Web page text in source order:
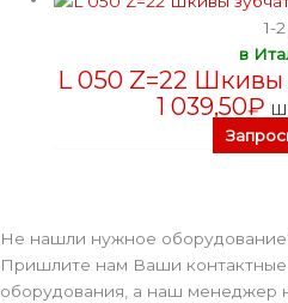
1-
в
L 050 Z=22 Шкивы
1 039,50₽
Не нашли нужное
Пришлите нам Ваши контактные
оборудования, а наш менеджер